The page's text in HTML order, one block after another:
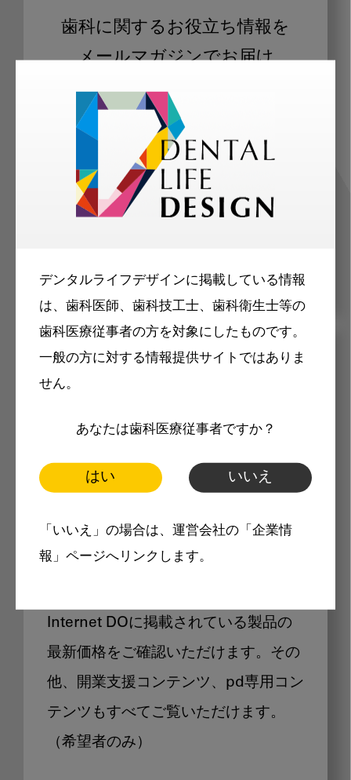
デンタルライフデザインに掲載している情報
は、歯科医師、歯科技工士、歯科衛生士等の
歯科医療従事者の方を対象にしたものです。
一般の方に対する情報提供サイトではありま
せん。
あなたは歯科医療従事者ですか？
はい いいえ
「いいえ」の場合は、運営会社の「企業情
報」ページへリンクします。
歯科に関するお役立ち情報を
メールマガジンでお届け
ご登録いただいた職種（歯科医師、歯
科衛生士、歯科技工士）に合わせた内
容のメールマガジンをお届けします。
メリット
製品価格も閲覧可能
Internet DOに掲載されている製品の
最新価格をご確認いただけます。その
他、開業支援コンテンツ、pd専用コン
テンツもすべてご覧いただけます。
（希望者のみ）